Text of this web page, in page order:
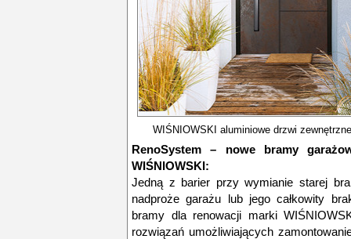
WIŚNIOWSKI aluminiowe drzwi
RenoSystem – nowe bramy
WIŚNIOWSKI:
Jedną z barier przy wymianie starej
nadproże garażu lub jego całkowity
bramy dla renowacji marki
rozwiązań umożliwiających